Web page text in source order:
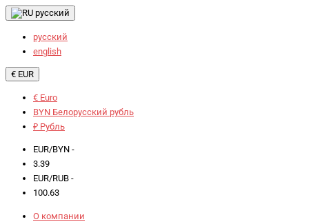
русский
русский
english
€ EUR
€ Euro
BYN Белорусский рубль
₽ Рубль
EUR/BYN -
3.39
EUR/RUB -
100.63
О компании